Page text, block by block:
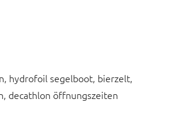
hydrofoil segelboot, bierzelt,
decathlon öffnungszeiten